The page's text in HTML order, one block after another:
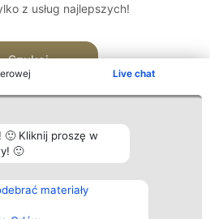
Live chat
Kliknij proszę w
🙂
materiały
z usług najlepszych!
Szukaj
Plebiscyt
Laureaci
wszystkich
Kontakt
Kontakt